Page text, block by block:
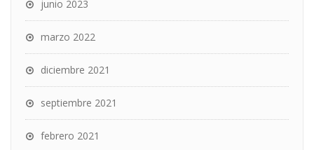
junio 2023
marzo 2022
diciembre 2021
septiembre 2021
febrero 2021